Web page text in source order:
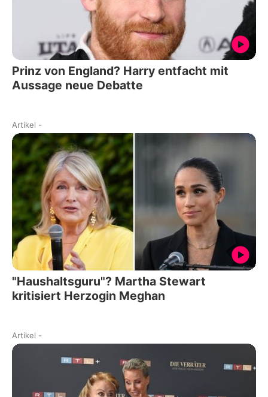
Prinz von England? Harry entfacht mit
Aussage neue Debatte
Artikel -
"Haushaltsguru"? Martha Stewart
kritisiert Herzogin Meghan
Artikel -